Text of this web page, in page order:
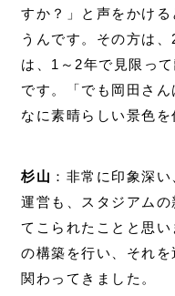
すか？」と声をかけ
うんです。その方は
は、1～2年で見限っ
です。「でも岡田さ
なに素晴らしい景色を
杉山 ：非常に印象深
運営も、スタジアム
てこられたことと思
の構築を行い、それを
関わってきました。